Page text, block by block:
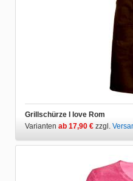
Grillschürze I love Rom
Varianten ab 17,90 € zzgl.